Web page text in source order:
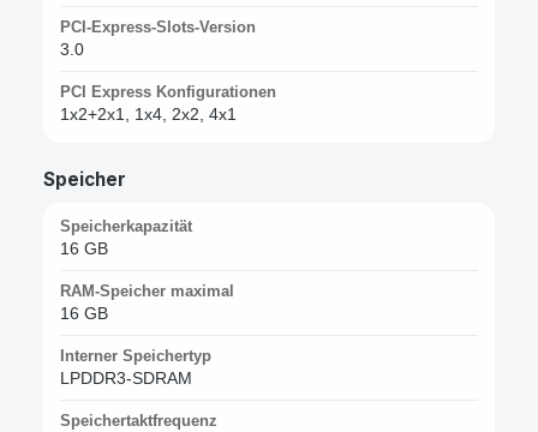
PCI-Express-Slots-Version
3.0
PCI Express Konfigurationen
1x2+2x1, 1x4, 2x2, 4x1
Speicher
Speicherkapazität
16 GB
RAM-Speicher maximal
16 GB
Interner Speichertyp
LPDDR3-SDRAM
Speichertaktfrequenz